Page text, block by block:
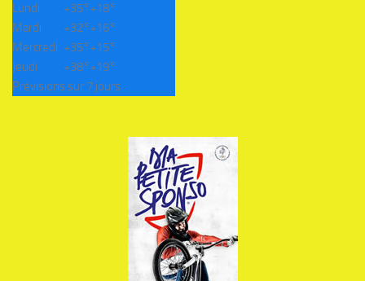
Lundi
+35°+18°
Mardi
+32°+16°
Mercredi +35°+15°
Jeudi
+38°+19°
Prévisions sur 7 jours